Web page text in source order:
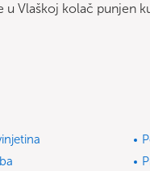
u Vlaškoj kolač punjen